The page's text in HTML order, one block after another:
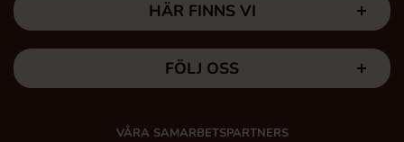
HÄR FINNS VI
FÖLJ OSS
VÅRA SAMARBETSPARTNERS